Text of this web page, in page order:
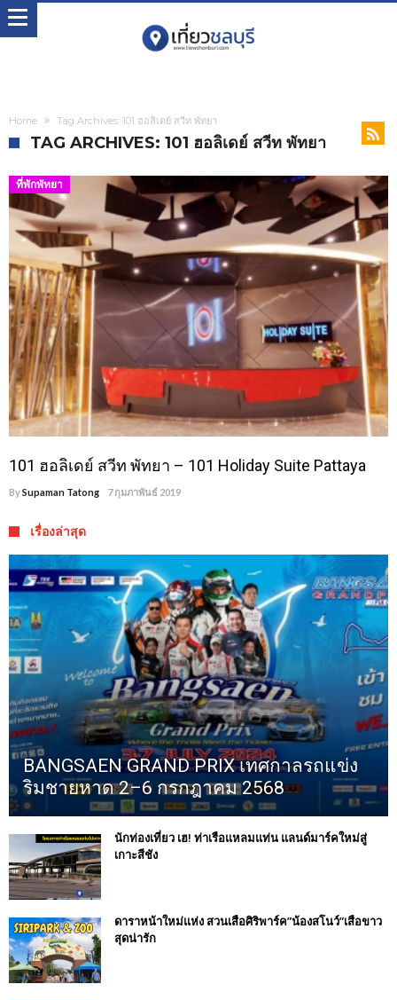
Home Tag Archives: 101 ฮอลิเดย์ สวีท พัทยา
TAG ARCHIVES: 101 ฮอลิเดย์ สวีท พัทยา
ที่พักพัทยา
101 ฮอลิเดย์ สวีท พัทยา – 101 Holiday Suite Pattaya
BySupaman Tatong 7 กุมภาพันธ์ 2019
เรื่องล่าสุด
BANGSAEN GRAND PRIX เทศกาลรถแข่ง
ริมชายหาด 2–6 กรกฎาคม 2568
นักท่องเที่ยว เฮ! ท่าเรือแหลมแท่น แลนด์มาร์คใหม่สู่
เกาะสีชัง
ดาราหน้าใหม่แห่ง สวนเสือศิริพาร์ค”น้องสโนว์”เสือขาว
สุดน่ารัก